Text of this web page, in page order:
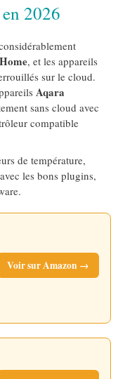
2026
, et les appareils
sur le cloud.
Aqara
sans cloud avec
compatible
de température,
les bons plugins,
Voir sur Amazon →